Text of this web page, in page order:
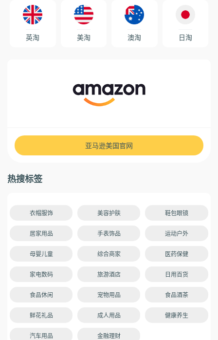
英淘 美淘 澳淘 日淘
亚马逊美国官网
热搜标签
衣帽服饰 美容护肤 鞋包眼镜
居家用品 手表饰品 运动户外
母婴儿童 综合商家 医药保健
家电数码 旅游酒店 日用百货
食品休闲 宠物用品 食品酒茶
鲜花礼品 成人用品 健康养生
汽车用品 金融理财